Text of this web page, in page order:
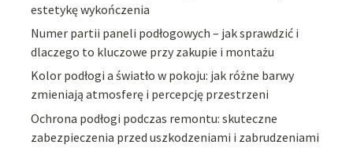
estetykę wykończenia
Numer partii paneli podłogowych – jak sprawdzić i
dlaczego to kluczowe przy zakupie i montażu
Kolor podłogi a światło w pokoju: jak różne barwy
zmieniają atmosferę i percepcję przestrzeni
Ochrona podłogi podczas remontu: skuteczne
zabezpieczenia przed uszkodzeniami i zabrudzeniami